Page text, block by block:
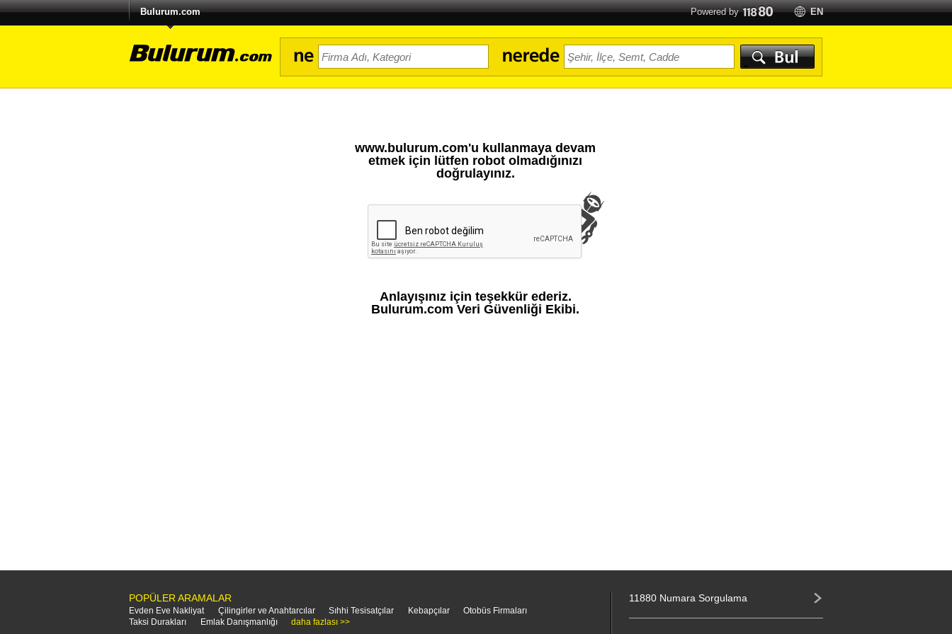
Bulurum.com Powered by EN
www.bulurum.com'u kullanmaya devam
etmek için lütfen robot olmadığınızı
doğrulayınız.
Anlayışınız için teşekkür ederiz.
Bulurum.com Veri Güvenliği Ekibi.
POPÜLER ARAMALAR
Evden Eve Nakliyat Çilingirler ve Anahtarcılar Sıhhi Tesisatçılar Kebapçılar
Otobüs Firmaları
Taksi Durakları
Emlak Danışmanlığı daha fazlası >>
11880 Numara Sorgulama